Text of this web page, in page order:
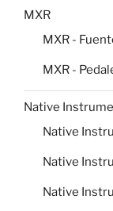
MXR
MXR -
MXR -
Native
Native
Native
Native